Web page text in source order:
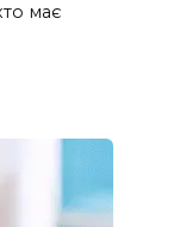
має